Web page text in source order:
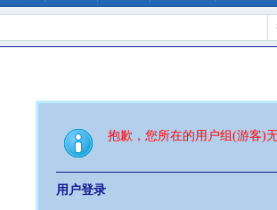
抱歉，您所在的用户组(游客)
用户登录